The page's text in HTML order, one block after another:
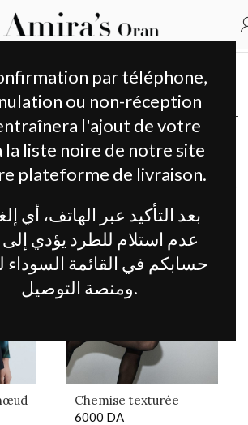
par téléphone,
ou non-réception
l'ajout de votre
la liste noire de notre site
plateforme de livraison.
عدم استلام للطرد يؤدي إلى
حسابكم في القائمة السوداء
ومنصة التوصيل.
XXL
GLOVESHATSKIDS SCARVES SHOES
ACIER CHIRURGICAL 316 L VÊTEMENT ENFANT
CHAUSSURE_SAC_CEINTURE
Chemise texturée
6000 DA